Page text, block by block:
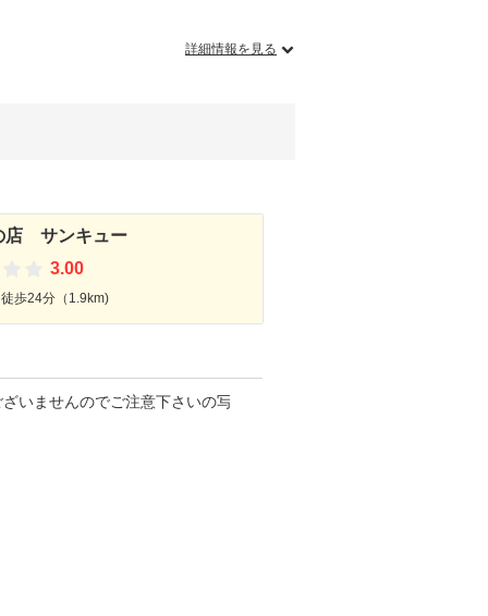
詳細情報を見る
店 サンキュー
3.00
歩24分（1.9km)